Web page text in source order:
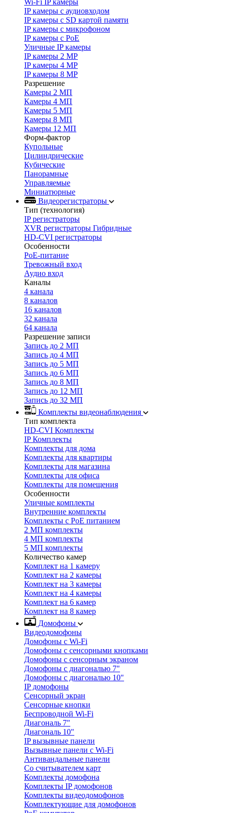
Wi-Fi IP камеры
IP камеры с аудиовходом
IP камеры с SD картой памяти
IP камеры с микрофоном
IP камеры с PoE
Уличные IP камеры
IP камеры 2 MP
IP камеры 4 MP
IP камеры 8 MP
Разрешение
Камеры 2 МП
Камеры 4 МП
Камеры 5 МП
Камеры 8 МП
Камеры 12 МП
Форм-фактор
Купольные
Цилиндрические
Кубические
Панорамные
Управляемые
Миниатюрные
Видеорегистраторы
Тип (технология)
IP регистраторы
XVR регистраторы Гибридные
HD-CVI регистраторы
Особенности
PoE-питание
Тревожный вход
Аудио вход
Каналы
4 канала
8 каналов
16 каналов
32 канала
64 канала
Разрешение записи
Запись до 2 МП
Запись до 4 МП
Запись до 5 МП
Запись до 6 МП
Запись до 8 МП
Запись до 12 МП
Запись до 32 МП
Комплекты видеонаблюдения
Тип комплекта
HD-CVI Комплекты
IP Комплекты
Комплекты для дома
Комплекты для квартиры
Комплекты для магазина
Комплекты для офиса
Комплекты для помещения
Особенности
Уличные комплекты
Внутренние комплекты
Комплекты с PoE питанием
2 МП комплекты
4 МП комплекты
5 МП комплекты
Количество камер
Комплект на 1 камеру
Комплект на 2 камеры
Комплект на 3 камеры
Комплект на 4 камеры
Комплект на 6 камер
Комплект на 8 камер
Домофоны
Видеодомофоны
Домофоны с Wi-Fi
Домофоны с сенсорными кнопками
Домофоны с сенсорным экраном
Домофоны с диагональю 7"
Домофоны с диагональю 10"
IP домофоны
Сенсорный экран
Сенсорные кнопки
Беспроводной Wi-Fi
Диагональ 7"
Диагональ 10"
IP вызывные панели
Вызывные панели с Wi-Fi
Антивандальные панели
Со считывателем карт
Комплекты домофона
Комплекты IP домофонов
Комплекты видеодомофонов
Комплектующие для домофонов